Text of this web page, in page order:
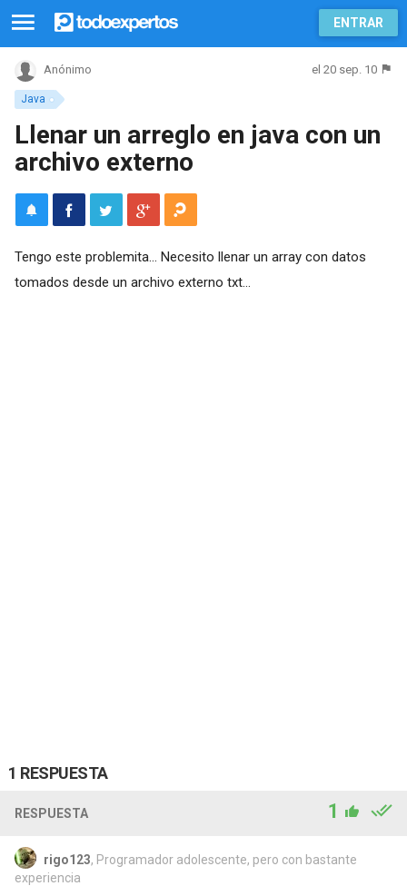
ENTRAR
Java
Anónimo el 20 sep. 10
Llenar un arreglo en java con un
archivo externo
Tengo este problemita... Necesito llenar un array con datos
tomados desde un archivo externo txt...
1 RESPUESTA
RESPUESTA 1
rigo123, Programador adolescente, pero con bastante
experiencia